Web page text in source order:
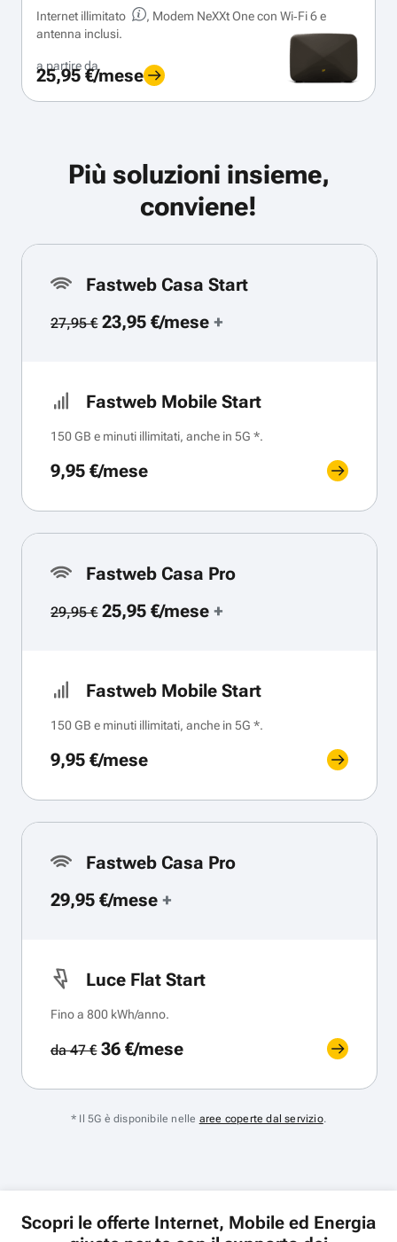
Internet illimitato
, Modem NeXXt One con Wi‑Fi 6 e
antenna inclusi.
a partire da
25,95 €/mese
Più soluzioni insieme,
conviene!
Fastweb Casa Start
27,95 €23,95 €/mese+
Fastweb Mobile Start
150 GB e minuti illimitati, anche in 5G *.
9,95 €/mese
Fastweb Casa Pro
29,95 €25,95 €/mese+
Fastweb Mobile Start
150 GB e minuti illimitati, anche in 5G *.
9,95 €/mese
Fastweb Casa Pro
29,95 €/mese +
Luce Flat Start
Fino a 800 kWh/anno.
da 47 €36 €/mese
* Il 5G è disponibile nelle aree coperte dal servizio.
Scopri le offerte Internet, Mobile ed Energia